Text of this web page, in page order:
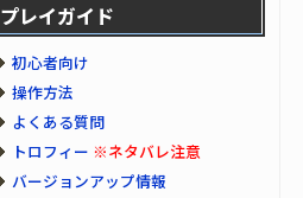
プレイガイド
初心者向け
操作方法
よくある質問
トロフィー ※ネタバレ注意
バージョンアップ情報